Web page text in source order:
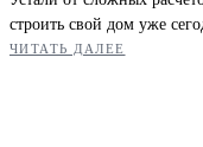
строить свой дом уже
ЧИТАТЬ ДАЛЕЕ